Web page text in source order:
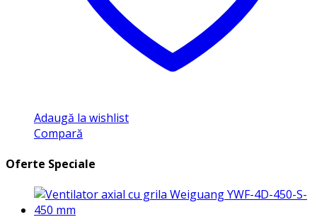
Adaugă la wishlist
Compară
Oferte Speciale